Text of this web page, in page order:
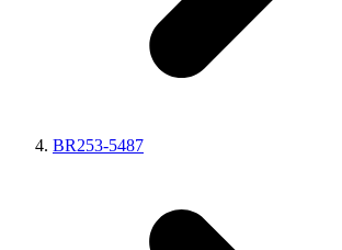
BR253-5487